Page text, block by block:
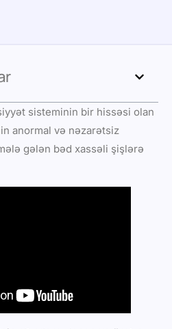
sisteminin bir hissəsi olan
anormal və nəzarətsiz
gələn bəd xassəli şişlərə